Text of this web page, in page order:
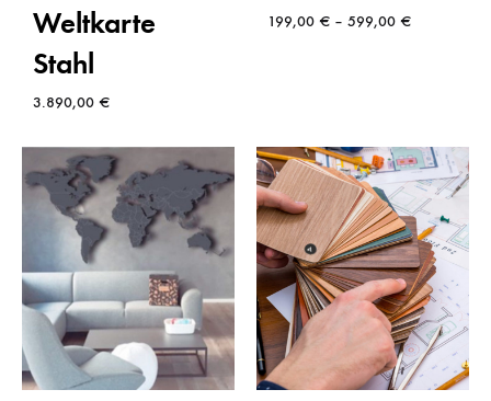
Weltkarte
Stahl
3.890,00 €
199,00 € – 599,00 €